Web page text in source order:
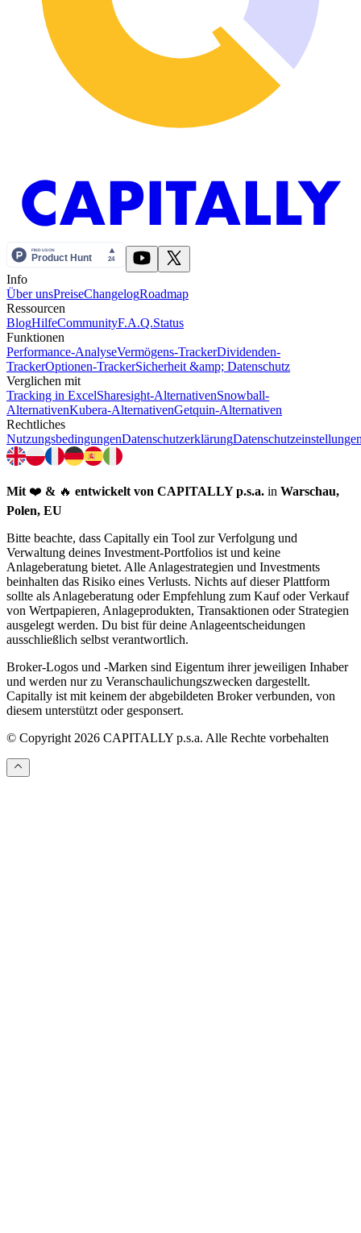
Info
Über unsPreiseChangelogRoadmap
Ressourcen
BlogHilfeCommunityF.A.Q.Status
Funktionen
Performance-AnalyseVermögens-TrackerDividenden-
TrackerOptionen-TrackerSicherheit &amp; Datenschutz
Verglichen mit
Tracking in ExcelSharesight-AlternativenSnowball-
AlternativenKubera-AlternativenGetquin-Alternativen
Rechtliches
NutzungsbedingungenDatenschutzerklärung
Mit ❤️ & 🔥 entwickelt von CAPITALLY p.s.a. in Warschau,
Polen, EU
Bitte beachte, dass Capitally ein Tool zur Verfolgung und
Verwaltung deines Investment-Portfolios ist und keine
Anlageberatung bietet. Alle Anlagestrategien und Investments
beinhalten das Risiko eines Verlusts. Nichts auf dieser Plattform
sollte als Anlageberatung oder Empfehlung zum Kauf oder Verkauf
von Wertpapieren, Anlageprodukten, Transaktionen oder Strategien
ausgelegt werden. Du bist für deine Anlageentscheidungen
ausschließlich selbst verantwortlich.
Broker-Logos und -Marken sind Eigentum ihrer jeweiligen Inhaber
und werden nur zu Veranschaulichungszwecken dargestellt.
Capitally ist mit keinem der abgebildeten Broker verbunden, von
diesem unterstützt oder gesponsert.
© Copyright 2026 CAPITALLY p.s.a. Alle Rechte vorbehalten